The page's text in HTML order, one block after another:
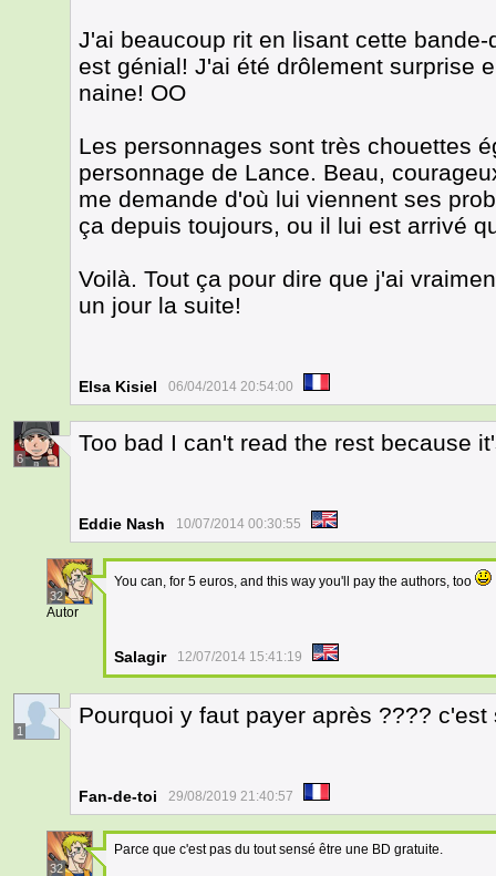
J'ai beaucoup rit en lisant cette
est génial! J'ai été drôlement surprise
naine! OO
Les personnages sont très chouettes
personnage de Lance. Beau,
me demande d'où lui viennent ses
ça depuis toujours, ou il lui est arrivé
Voilà. Tout ça pour dire que j'ai
un jour la suite!
Elsa Kisiel 06/04/2014 20:54:00
6
Too bad I can't read the rest because
Eddie Nash 10/07/2014 00:30:55
32
Autor
You can, for 5 euros, and this way you'll pay the authors, too
Salagir 12/07/2014 15:41:19
1
Pourquoi y faut payer après ????
Fan-de-toi 29/08/2019 21:40:57
32
Parce que c'est pas du tout sensé être une BD gratuite.